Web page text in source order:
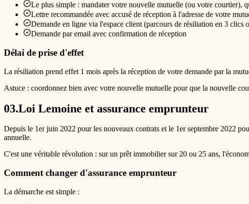
Le plus simple : mandater votre nouvelle mutuelle (ou votre
Lettre recommandée avec accusé de réception à l'adresse de votre
Demande en ligne via l'espace client (parcours de résiliation en 3 clics
Demande par email avec confirmation de réception
Délai de prise d'effet
La résiliation prend effet 1 mois après la réception de votre demande par la
Astuce : coordonnez bien avec votre nouvelle mutuelle pour que la nouvelle
03.Loi Lemoine et assurance emprunteur
Depuis le 1er juin 2022 pour les nouveaux contrats et le 1er septembre 2022
annuelle.
C'est une véritable révolution : sur un prêt immobilier sur 20 ou 25 ans,
Comment changer d'assurance emprunteur
La démarche est simple :